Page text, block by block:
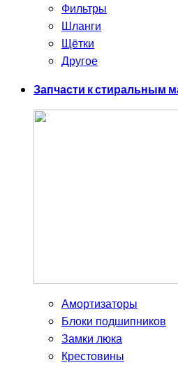
Фильтры
Шланги
Щётки
Другое
Запчасти к стиральным
Амортизаторы
Блоки подшипников
Замки люка
Крестовины